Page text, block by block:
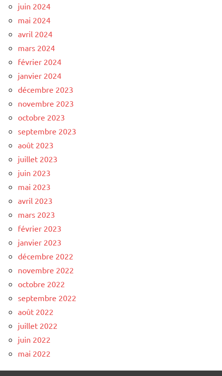
juin 2024
mai 2024
avril 2024
mars 2024
février 2024
janvier 2024
décembre 2023
novembre 2023
octobre 2023
septembre 2023
août 2023
juillet 2023
juin 2023
mai 2023
avril 2023
mars 2023
février 2023
janvier 2023
décembre 2022
novembre 2022
octobre 2022
septembre 2022
août 2022
juillet 2022
juin 2022
mai 2022